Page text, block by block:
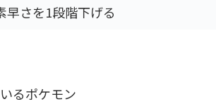
早さを1段階下げる
るポケモン